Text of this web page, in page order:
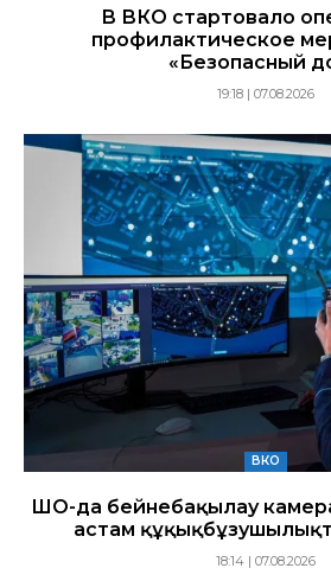
В ВКО стартовало
профилактическое
«Безопасный
19:18 | 07.08.2026
ВКО
ШҚО-да бейнебақылау
астам
18:14 | 07.08.2026